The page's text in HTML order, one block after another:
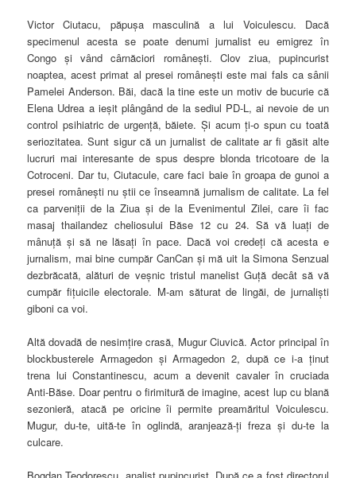
Victor Ciutacu, păpuşa masculină a lui Voiculescu. Dacă
specimenul acesta se poate denumi jurnalist eu emigrez în
Congo şi vând cârnăciori româneşti. Clov ziua, pupincurist
noaptea, acest primat al presei româneşti este mai fals ca sânii
Pamelei Anderson. Băi, dacă la tine este un motiv de bucurie că
Elena Udrea a ieşit plângând de la sediul PD-L, ai nevoie de un
control psihiatric de urgenţă, băiete. Şi acum ţi-o spun cu toată
seriozitatea. Sunt sigur că un jurnalist de calitate ar fi găsit alte
lucruri mai interesante de spus despre blonda tricotoare de la
Cotroceni. Dar tu, Ciutacule, care faci baie în groapa de gunoi a
presei româneşti nu ştii ce înseamnă jurnalism de calitate. La fel
ca parveniţii de la Ziua şi de la Evenimentul Zilei, care îi fac
masaj thailandez cheliosului Băse 12 cu 24. Să vă luaţi de
mânuţă şi să ne lăsaţi în pace. Dacă voi credeţi că acesta e
jurnalism, mai bine cumpăr CanCan şi mă uit la Simona Senzual
dezbrăcată, alături de veşnic tristul manelist Guţă decât să vă
cumpăr fiţuicile electorale. M-am săturat de lingăi, de jurnalişti
giboni ca voi.
Altă dovadă de nesimţire crasă, Mugur Ciuvică. Actor principal în
blockbusterele Armagedon şi Armagedon 2, după ce i-a ţinut
trena lui Constantinescu, acum a devenit cavaler în cruciada
Anti-Băse. Doar pentru o firimitură de imagine, acest lup cu blană
sezonieră, atacă pe oricine îi permite preamăritul Voiculescu.
Mugur, du-te, uită-te în oglindă, aranjează-ţi freza şi du-te la
culcare.